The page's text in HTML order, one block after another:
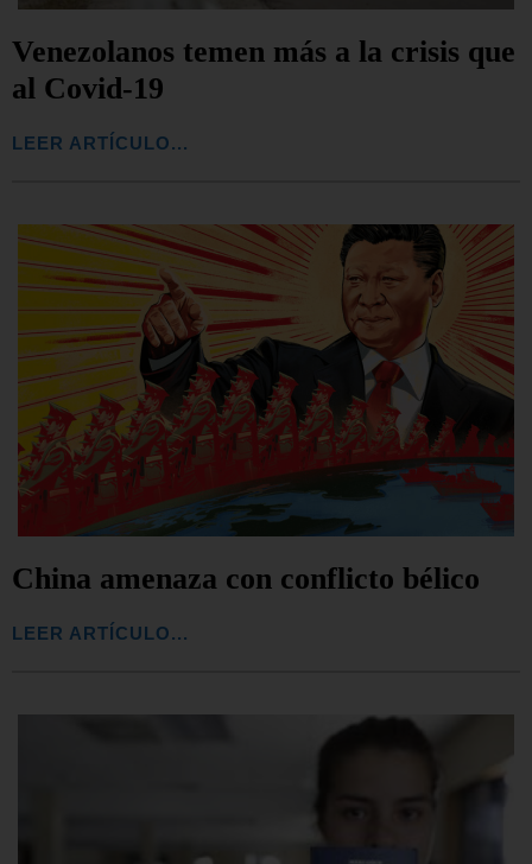
Venezolanos temen más a la crisis que
al Covid-19
LEER ARTÍCULO...
China amenaza con conflicto bélico
LEER ARTÍCULO...